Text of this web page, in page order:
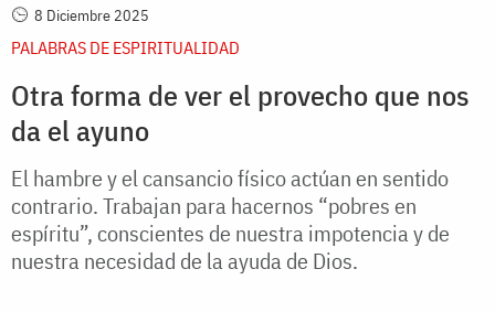
8 Diciembre 2025
PALABRAS DE ESPIRITUALIDAD
Otra forma de ver el provecho que nos
da el ayuno
El hambre y el cansancio físico actúan en sentido
contrario. Trabajan para hacernos “pobres en
espíritu”, conscientes de nuestra impotencia y de
nuestra necesidad de la ayuda de Dios.